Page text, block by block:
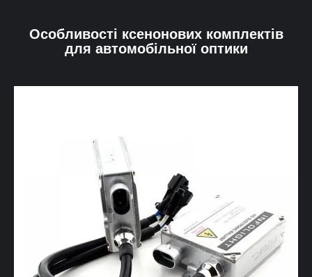
Особливості ксенонових комплектів
для автомобільної оптики